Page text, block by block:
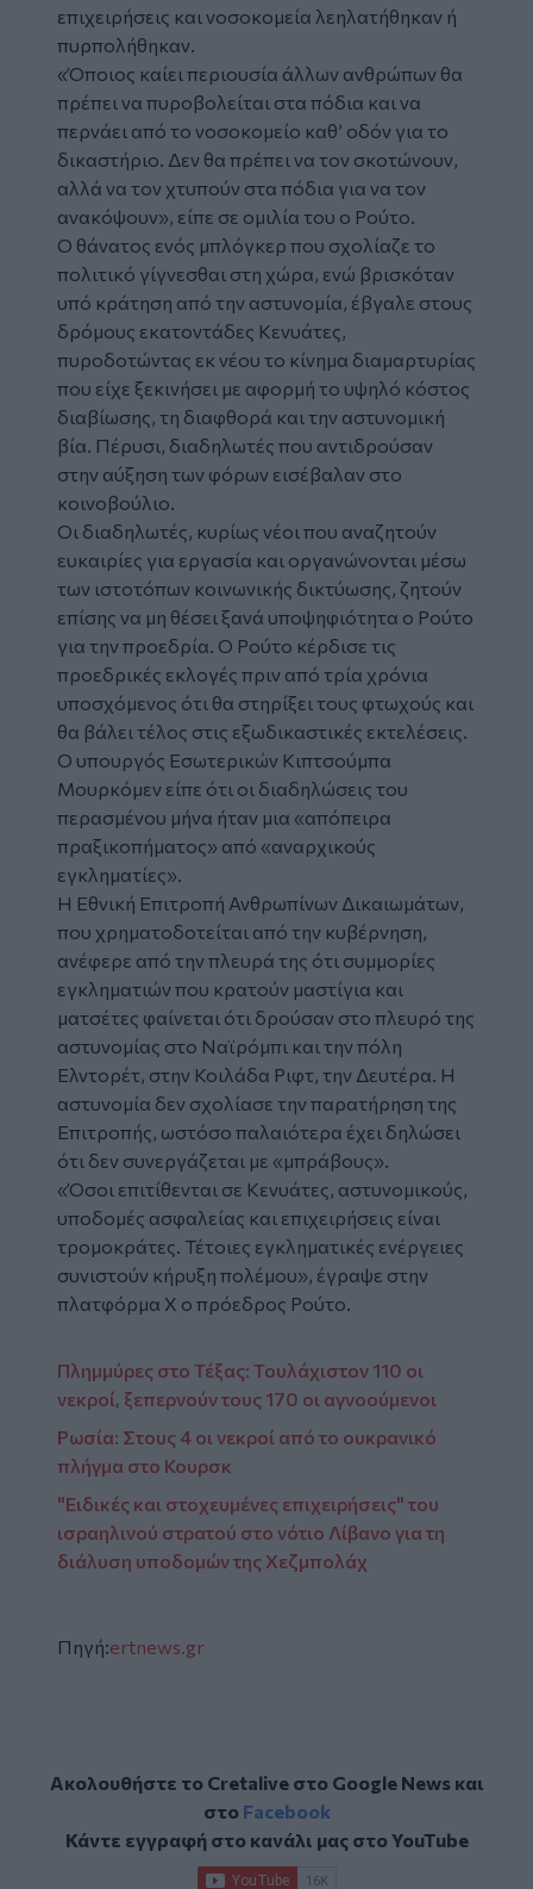
επιχειρήσεις και νοσοκομεία λεηλατήθηκαν ή
πυρπολήθηκαν.
«Όποιος καίει περιουσία άλλων ανθρώπων θα
πρέπει να πυροβολείται στα πόδια και να
περνάει από το νοσοκομείο καθ’ οδόν για το
δικαστήριο. Δεν θα πρέπει να τον σκοτώνουν,
αλλά να τον χτυπούν στα πόδια για να τον
ανακόψουν», είπε σε ομιλία του ο Ρούτο.
Ο θάνατος ενός μπλόγκερ που σχολίαζε το
πολιτικό γίγνεσθαι στη χώρα, ενώ βρισκόταν
υπό κράτηση από την αστυνομία, έβγαλε στους
δρόμους εκατοντάδες Κενυάτες,
πυροδοτώντας εκ νέου το κίνημα διαμαρτυρίας
που είχε ξεκινήσει με αφορμή το υψηλό κόστος
διαβίωσης, τη διαφθορά και την αστυνομική
βία. Πέρυσι, διαδηλωτές που αντιδρούσαν
στην αύξηση των φόρων εισέβαλαν στο
κοινοβούλιο.
Οι διαδηλωτές, κυρίως νέοι που αναζητούν
ευκαιρίες για εργασία και οργανώνονται μέσω
των ιστοτόπων κοινωνικής δικτύωσης, ζητούν
επίσης να μη θέσει ξανά υποψηφιότητα ο Ρούτο
για την προεδρία. Ο Ρούτο κέρδισε τις
προεδρικές εκλογές πριν από τρία χρόνια
υποσχόμενος ότι θα στηρίξει τους φτωχούς και
θα βάλει τέλος στις εξωδικαστικές εκτελέσεις.
Ο υπουργός Εσωτερικών Κιπτσούμπα
Μουρκόμεν είπε ότι οι διαδηλώσεις του
περασμένου μήνα ήταν μια «απόπειρα
πραξικοπήματος» από «αναρχικούς
εγκληματίες».
Η Εθνική Επιτροπή Ανθρωπίνων Δικαιωμάτων,
που χρηματοδοτείται από την κυβέρνηση,
ανέφερε από την πλευρά της ότι συμμορίες
εγκληματιών που κρατούν μαστίγια και
ματσέτες φαίνεται ότι δρούσαν στο πλευρό της
αστυνομίας στο Ναϊρόμπι και την πόλη
Ελντορέτ, στην Κοιλάδα Ριφτ, την Δευτέρα. Η
αστυνομία δεν σχολίασε την παρατήρηση της
Επιτροπής, ωστόσο παλαιότερα έχει δηλώσει
ότι δεν συνεργάζεται με «μπράβους».
«Όσοι επιτίθενται σε Κενυάτες, αστυνομικούς,
υποδομές ασφαλείας και επιχειρήσεις είναι
τρομοκράτες. Τέτοιες εγκληματικές ενέργειες
συνιστούν κήρυξη πολέμου», έγραψε στην
πλατφόρμα Χ ο πρόεδρος Ρούτο.
Πλημμύρες στο Τέξας: Τουλάχιστον 110 οι
νεκροί, ξεπερνούν τους 170 οι αγνοούμενοι
Ρωσία: Στους 4 οι νεκροί από το ουκρανικό
πλήγμα στο Κουρσκ
"Ειδικές και στοχευμένες επιχειρήσεις" του
ισραηλινού στρατού στο νότιο Λίβανο για τη
διάλυση υποδομών της Χεζμπολάχ
Πηγή:ertnews.gr
Ακολουθήστε το Cretalive στο Google Newsκαι
στο Facebook
Κάντε εγγραφή στο κανάλι μας στοYouTube